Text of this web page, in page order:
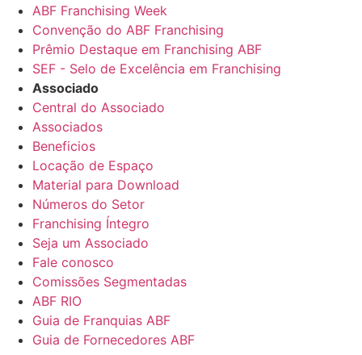
ABF Franchising Week
Convenção do ABF Franchising
Prêmio Destaque em Franchising ABF
SEF - Selo de Excelência em Franchising
Associado
Central do Associado
Associados
Beneficios
Locação de Espaço
Material para Download
Números do Setor
Franchising Íntegro
Seja um Associado
Fale conosco
Comissões Segmentadas
ABF RIO
Guia de Franquias ABF
Guia de Fornecedores ABF